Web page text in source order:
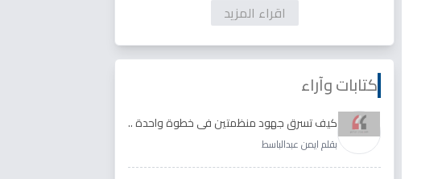
اقراء المزيد
كتابات وآراء
كيف تسرق جهود منظمتين في خطوة واحدة ..
الأجابة لدى رقية عبد الله الغولي وغدير طيره
بقلم ايمن عبدالباسط